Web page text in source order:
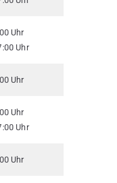
Uhr
Uhr
Uhr
Uhr
Uhr
Uhr